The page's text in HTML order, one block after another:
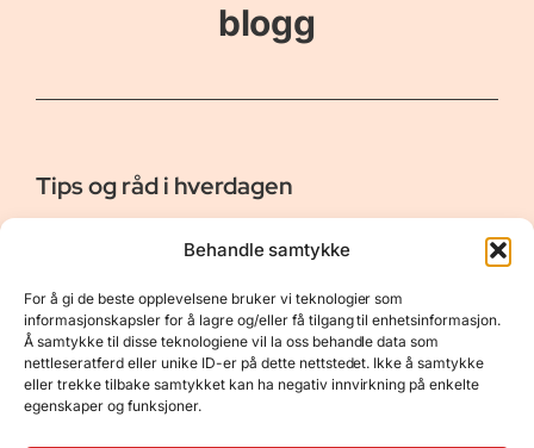
Behandle samtykke
For å gi de beste opplevelsene bruker vi teknologier som
informasjonskapsler for å lagre og/eller få tilgang til enhetsinformasjon.
Å samtykke til disse teknologiene vil la oss behandle data som
nettleseratferd eller unike ID-er på dette nettstedet. Ikke å samtykke
eller trekke tilbake samtykket kan ha negativ innvirkning på enkelte
egenskaper og funksjoner.
blogg
Tips og råd i hverdagen
Er vår bloggside hvor vi ønsker å dele våre opplevelser og
gi deg råd og tips innen reiser, hotell - og restauranter,
naturopplevelser, personlig pleie, data, film og bøker m.m.
Nyttige Linker
Om oss
Kontakt
Resurser
Personvernerklæring
Opphavsrett